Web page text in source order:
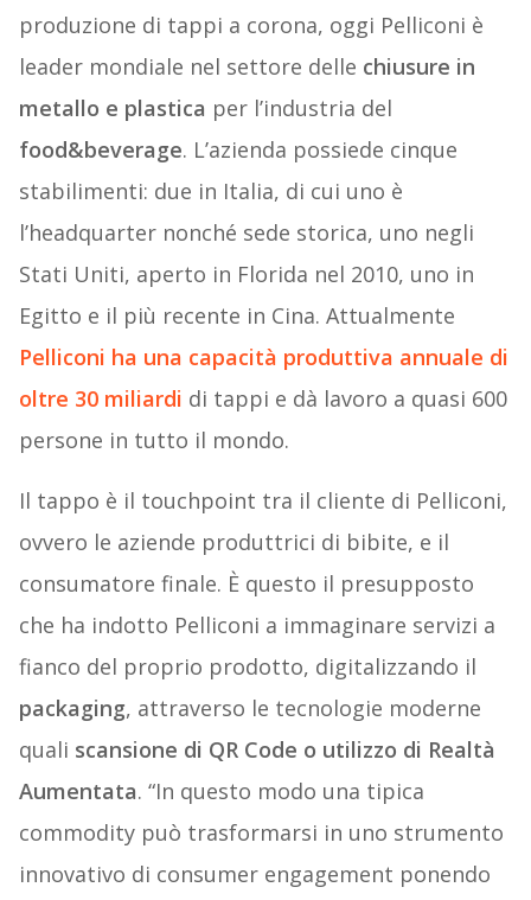
produzione di tappi a corona, oggi Pelliconi è
leader mondiale nel settore delle chiusure in
metallo e plastica per l’industria del
food&beverage. L’azienda possiede cinque
stabilimenti: due in Italia, di cui uno è
l’headquarter nonché sede storica, uno negli
Stati Uniti, aperto in Florida nel 2010, uno in
Egitto e il più recente in Cina. Attualmente
Pelliconi ha una capacità produttiva annuale di
oltre 30 miliardi di tappi e dà lavoro a quasi 600
persone in tutto il mondo.
Il tappo è il touchpoint tra il cliente di Pelliconi,
ovvero le aziende produttrici di bibite, e il
consumatore finale. È questo il presupposto
che ha indotto Pelliconi a immaginare servizi a
fianco del proprio prodotto, digitalizzando il
packaging, attraverso le tecnologie moderne
quali scansione di QR Code o utilizzo di Realtà
Aumentata. “In questo modo una tipica
commodity può trasformarsi in uno strumento
innovativo di consumer engagement ponendo